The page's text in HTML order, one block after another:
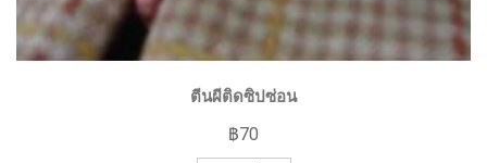
ตีนผีติดซิปซ่อน
฿70